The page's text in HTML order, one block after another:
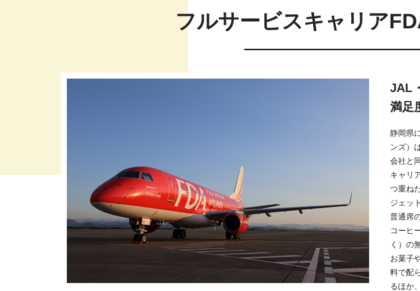
フルサービスキャリア
JAL
満足
静岡県
ンズ）
会社と
キャリ
つ重ね
ジェッ
普通席
コーヒ
く）の
お菓子
料で配
るほか